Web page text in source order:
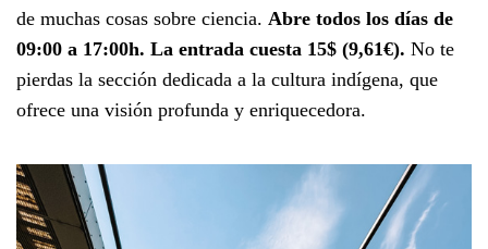
de muchas cosas sobre ciencia. Abre todos los días de
09:00 a 17:00h. La entrada cuesta 15$ (9,61€). No te
pierdas la sección dedicada a la cultura indígena, que
ofrece una visión profunda y enriquecedora.